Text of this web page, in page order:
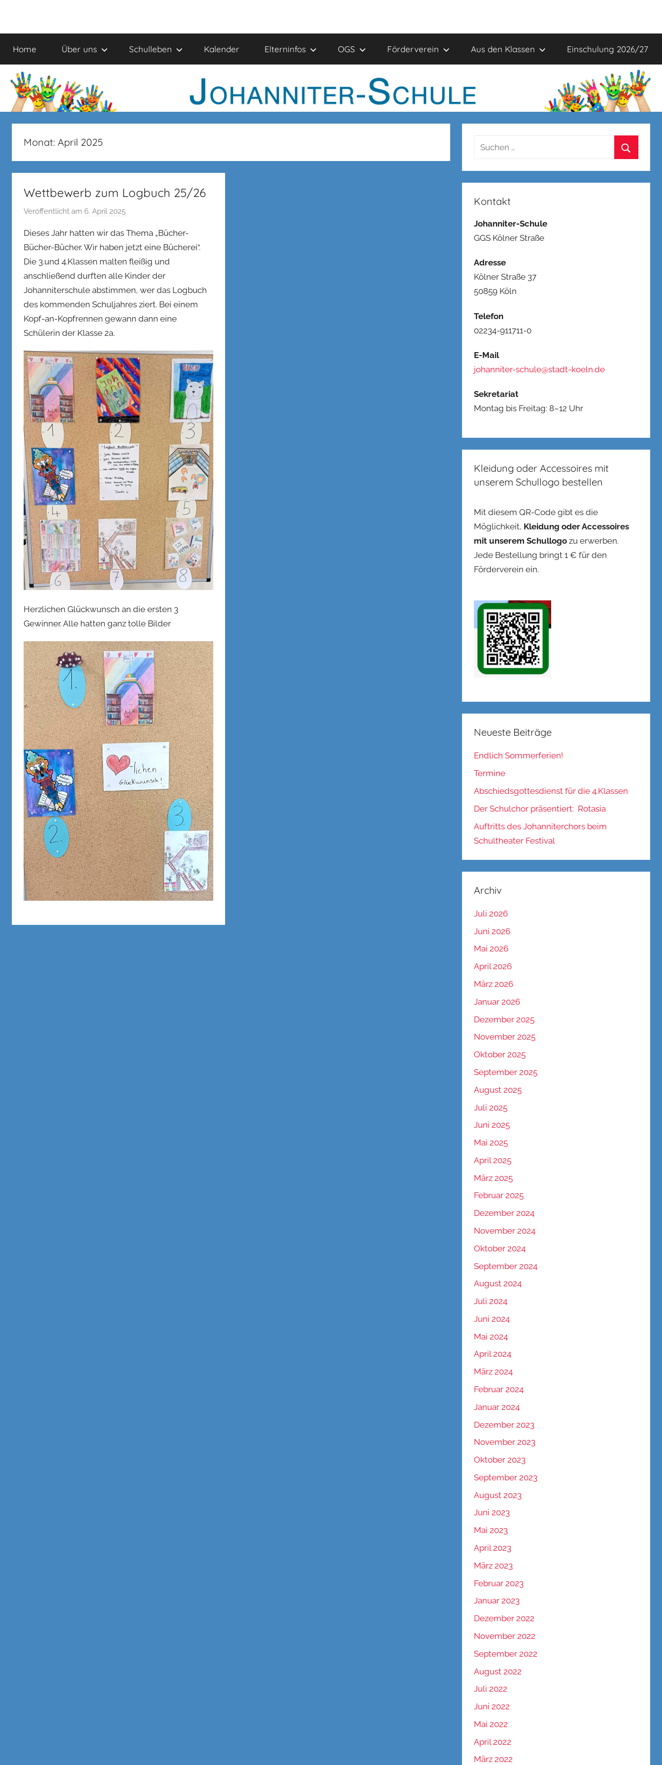
springen
Johanniter-
Schule
Home Über uns Schulleben Kalender Elterninfos OGS Förderverein Aus den Klassen Einschulung 2026/27
Monat: April 2025
Wettbewerb zum Logbuch 25/26
Veröffentlicht am 6. April 2025
n
n
e
n
k
Dieses Jahr hatten wir das Thema „Bücher-
Bücher-Bücher. Wir haben jetzt eine Bücherei“.
Die 3.und 4.Klassen malten fleißig und
anschließend durften alle Kinder der
Johanniterschule abstimmen, wer das Logbuch
des kommenden Schuljahres ziert. Bei einem
Kopf-an-Kopfrennen gewann dann eine
Schülerin der Klasse 2a.
Herzlichen Glückwunsch an die ersten 3
Gewinner. Alle hatten ganz tolle Bilder
Suchen
Kontakt
Johanniter-Schule
GGS Kölner Straße
Adresse
Kölner Straße 37
50859 Köln
Telefon
02234-911711-0
E-Mail
johanniter-schule@stadt-koeln.de
Sekretariat
Montag bis Freitag: 8–12 Uhr
Kleidung oder Accessoires mit
unserem Schullogo bestellen
Mit diesem QR-Code gibt es die
Möglichkeit, Kleidung oder Accessoires
mit unserem Schullogozu erwerben.
Jede Bestellung bringt 1 € für den
Förderverein ein.
Neueste Beiträge
Endlich Sommerferien!
Termine
Abschiedsgottesdienst für die 4.Klassen
Der Schulchor präsentiert: Rotasia
Auftritts des Johanniterchors beim
Schultheater Festival
Archiv
Juli 2026
Juni 2026
Mai 2026
April 2026
März 2026
Januar 2026
Dezember 2025
November 2025
Oktober 2025
September 2025
August 2025
Juli 2025
Juni 2025
Mai 2025
April 2025
März 2025
Februar 2025
Dezember 2024
November 2024
Oktober 2024
September 2024
August 2024
Juli 2024
Juni 2024
Mai 2024
April 2024
März 2024
Februar 2024
Januar 2024
Dezember 2023
November 2023
Oktober 2023
September 2023
August 2023
Juni 2023
Mai 2023
April 2023
März 2023
Februar 2023
Januar 2023
Dezember 2022
November 2022
September 2022
August 2022
Juli 2022
Juni 2022
Mai 2022
April 2022
März 2022